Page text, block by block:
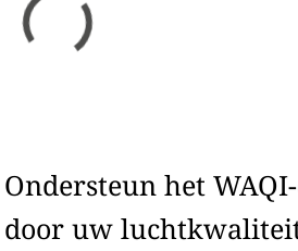
Ondersteun het
door uw